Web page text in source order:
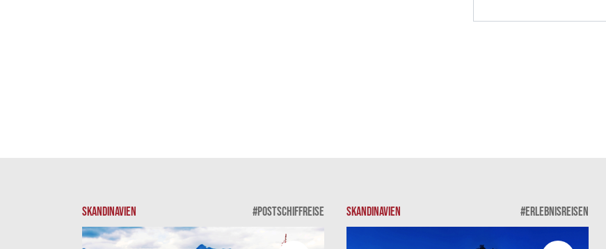
SKANDINAVIEN #POSTSCHIFFREISE SKANDINAVIEN #ERLEBNISREISEN